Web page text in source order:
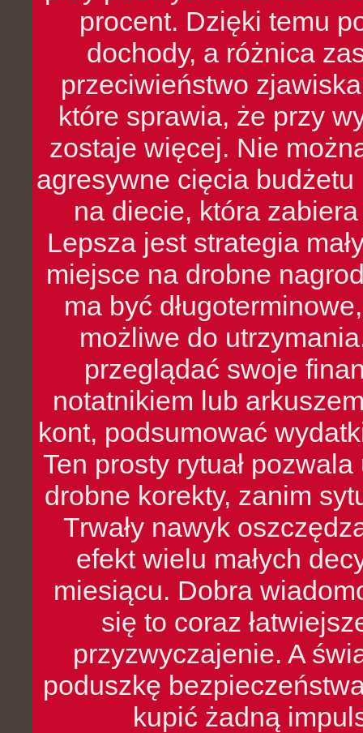
procent. Dzięki temu
dochody, a różnica
przeciwieństwo
które sprawia, że przy
zostaje więcej. Nie
agresywne cięcia
na diecie, która
Lepsza jest strategia
miejsce na drobne
ma być
możliwe do
przeglądać swoje
notatnikiem lub
kont, podsumować
Ten prosty rytuał
drobne korekty, zanim
Trwały nawyk
efekt wielu małych
miesiącu. Dobra
się to coraz
przyzwyczajenie. A
poduszkę
kupić żadną